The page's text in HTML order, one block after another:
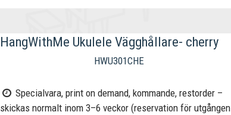
HangWithMe Ukulele Vägghållare- cherry
HWU301CHE
Specialvara, print on demand, kommande, restorder –
skickas normalt inom 3–6 veckor (reservation för utgången